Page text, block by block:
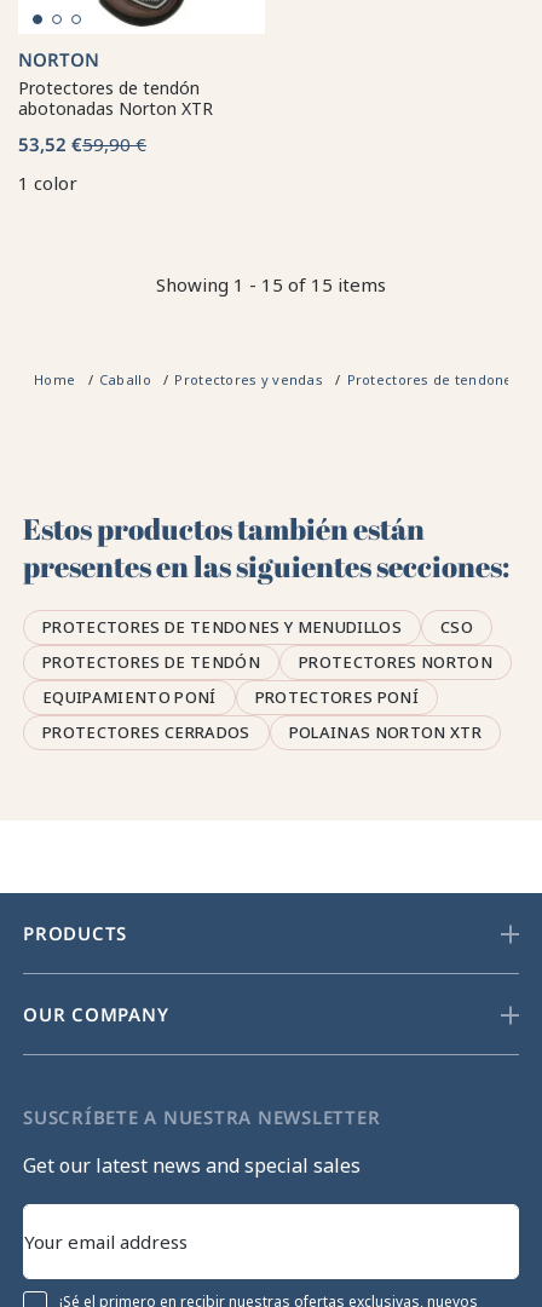
NORTON
Protectores de tendón
abotonadas Norton XTR
53,52 €59,90 €
1 color
Showing 1 - 15 of 15 items
Home Caballo Protectores y vendas Protectores de tendones y
Estos productos también están
presentes en las siguientes secciones:
PROTECTORES DE TENDONES Y MENUDILLOS
CSO
PROTECTORES DE TENDÓN
PROTECTORES NORTON
EQUIPAMIENTO PONÍ
PROTECTORES PONÍ
PROTECTORES CERRADOS
POLAINAS NORTON XTR
PRODUCTS
OUR COMPANY
SUSCRÍBETE A NUESTRA NEWSLETTER
Get our latest news and special sales
¡Sé el primero en recibir nuestras ofertas exclusivas, nuevos